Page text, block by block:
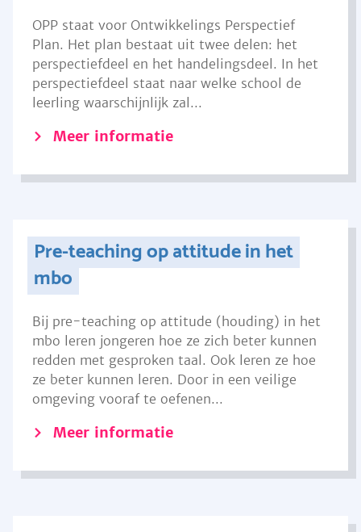
OPP staat voor Ontwikkelings Perspectief
Plan. Het plan bestaat uit twee delen: het
perspectiefdeel en het handelingsdeel. In het
perspectiefdeel staat naar welke school de
leerling waarschijnlijk zal...
Meer informatie
Pre-teaching op attitude in het
mbo
Bij pre-teaching op attitude (houding) in het
mbo leren jongeren hoe ze zich beter kunnen
redden met gesproken taal. Ook leren ze hoe
ze beter kunnen leren. Door in een veilige
omgeving vooraf te oefenen...
Meer informatie